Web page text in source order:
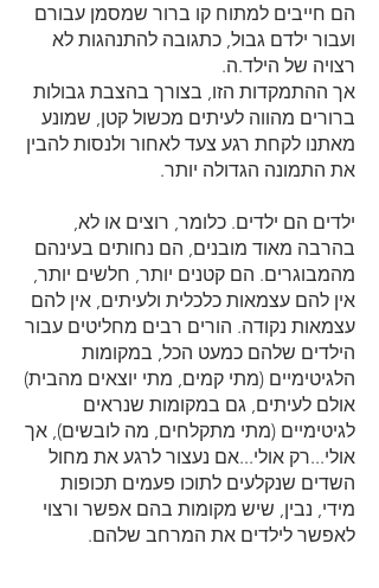
הם חייבים למתוח קו ברור שמסמן עבורם
ועבור ילדם גבול, כתגובה להתנהגות לא
רצויה של הילד.ה.
אך ההתמקדות הזו, בצורך בהצבת גבולות
ברורים מהווה לעיתים מכשול קטן, שמונע
מאתנו לקחת רגע צעד לאחור ולנסות להבין
את התמונה הגדולה יותר.
ילדים הם ילדים. כלומר, רוצים או לא,
בהרבה מאוד מובנים, הם נחותים בעינהם
מהמבוגרים. הם קטנים יותר, חלשים יותר,
אין להם עצמאות כלכלית ולעיתים, אין להם
עצמאות נקודה. הורים רבים מחליטים עבור
הילדים שלהם כמעט הכל, במקומות
הלגיטימיים (מתי קמים, מתי יוצאים מהבית)
אולם לעיתים, גם במקומות שנראים
לגיטימיים (מתי מתקלחים, מה לובשים), אך
אולי...רק אולי...אם נעצור לרגע את מחול
השדים שנקלעים לתוכו פעמים תכופות
מידי, נבין, שיש מקומות בהם אפשר ורצוי
לאפשר לילדים את המרחב שלהם.